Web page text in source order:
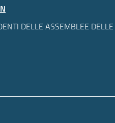
DELLE ASSEMBLEE